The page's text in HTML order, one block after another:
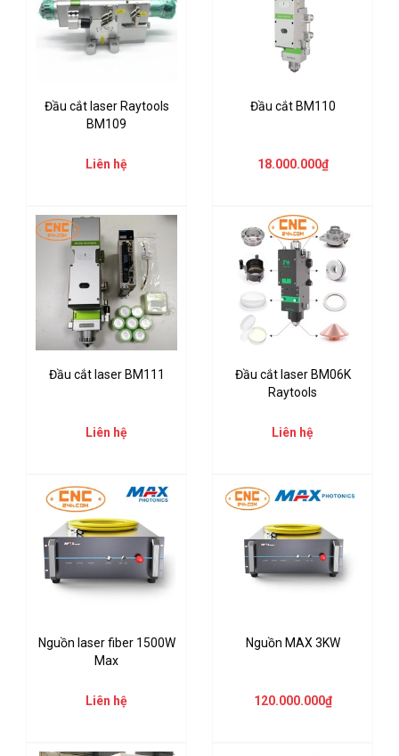
Đầu cắt laser Raytools
BM109
Liên hệ
Đầu cắt BM110
18.000.000₫
Đầu cắt laser BM111
Liên hệ
Đầu cắt laser BM06K
Raytools
Liên hệ
Nguồn laser fiber 1500W
Max
Liên hệ
Nguồn MAX 3KW
120.000.000₫